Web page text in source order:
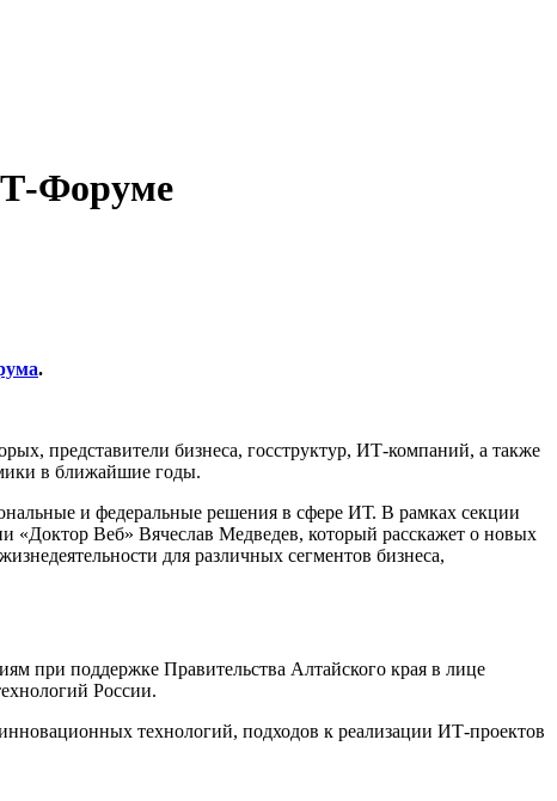
Форуме
.
представители бизнеса, госструктур, ИТ-компаний, а также
в ближайшие годы.
и федеральные решения в сфере ИТ. В рамках секции
«Доктор Веб» Вячеслав Медведев, который расскажет о новых
для различных сегментов бизнеса,
при поддержке Правительства Алтайского края в лице
России.
технологий, подходов к реализации ИТ-проектов